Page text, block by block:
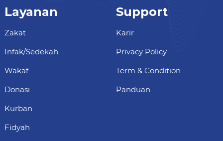
Layanan
Zakat
Infak/Sedekah
Wakaf
Donasi
Kurban
Fidyah
Support
Karir
Privacy Policy
Term & Condition
Panduan